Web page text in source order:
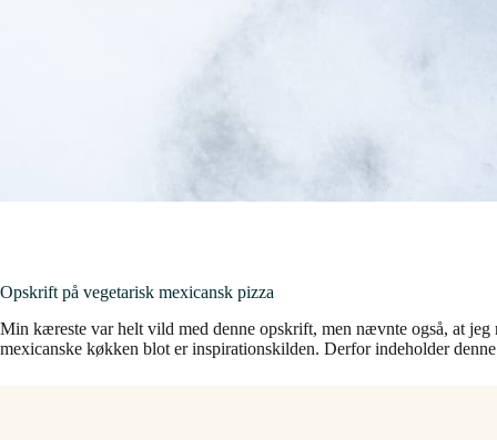
Opskrift på vegetarisk mexicansk pizza
Min kæreste var helt vild med denne opskrift, men nævnte også, at
mexicanske køkken blot er inspirationskilden. Derfor indeholder